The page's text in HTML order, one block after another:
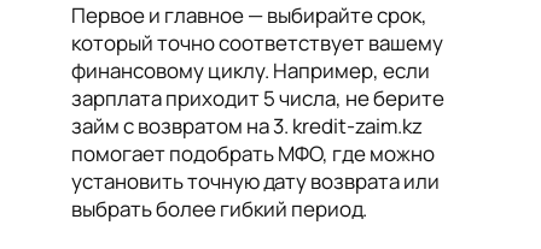
Первое и главное — выбирайте срок,
который точно соответствует вашему
финансовому циклу. Например, если
зарплата приходит 5 числа, не берите
займ с возвратом на 3. kredit-zaim.kz
помогает подобрать МФО, где можно
установить точную дату возврата или
выбрать более гибкий период.